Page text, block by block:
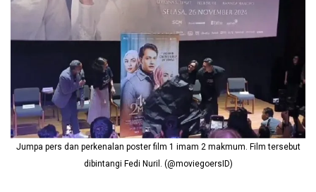
Jumpa pers dan perkenalan poster film 1 imam 2 makmum. Film tersebut
dibintangi Fedi Nuril. (@moviegoersID)